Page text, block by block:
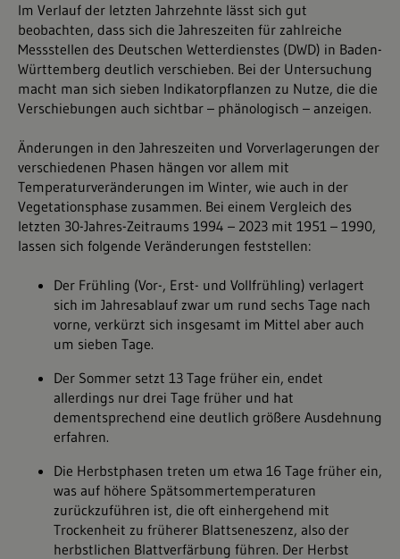
Im Verlauf der letzten Jahrzehnte lässt sich gut
beobachten, dass sich die Jahreszeiten für zahlreiche
Messstellen des Deutschen Wetterdienstes (DWD) in Baden-
Württemberg deutlich verschieben. Bei der Untersuchung
macht man sich sieben Indikatorpflanzen zu Nutze, die die
Verschiebungen auch sichtbar – phänologisch – anzeigen.
Änderungen in den Jahreszeiten und Vorverlagerungen der
verschiedenen Phasen hängen vor allem mit
Temperaturveränderungen im Winter, wie auch in der
Vegetationsphase zusammen. Bei einem Vergleich des
letzten 30-Jahres-Zeitraums 1994 – 2023 mit 1951 – 1990,
lassen sich folgende Veränderungen feststellen:
Der Frühling (Vor-, Erst- und Vollfrühling) verlagert
sich im Jahresablauf zwar um rund sechs Tage nach
vorne, verkürzt sich insgesamt im Mittel aber auch
um sieben Tage.
Der Sommer setzt 13 Tage früher ein, endet
allerdings nur drei Tage früher und hat
dementsprechend eine deutlich größere Ausdehnung
erfahren.
Die Herbstphasen treten um etwa 16 Tage früher ein,
was auf höhere Spätsommertemperaturen
zurückzuführen ist, die oft einhergehend mit
Trockenheit zu früherer Blattseneszenz, also der
herbstlichen Blattverfärbung führen. Der Herbst